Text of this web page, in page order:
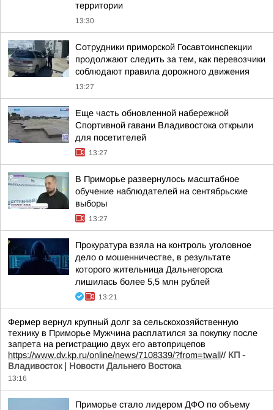
территории
13:30
Сотрудники приморской Госавтоинспекции
продолжают следить за тем, как перевозчики
соблюдают правила дорожного движения
13:27
Еще часть обновленной набережной
Спортивной гавани Владивостока открыли
для посетителей
13:27
В Приморье развернулось масштабное
обучение наблюдателей на сентябрьские
выборы
13:27
Прокуратура взяла на контроль уголовное
дело о мошенничестве, в результате
которого жительница Дальнегорска
лишилась более 5,5 млн рублей
13:21
Фермер вернул крупный долг за сельскохозяйственную
технику в Приморье Мужчина расплатился за покупку после
запрета на регистрацию двух его автоприцепов
https://www.dv.kp.ru/online/news/7108339/?from=twall// КП -
Владивосток | Новости Дальнего Востока
13:16
Приморье стало лидером ДФО по объему